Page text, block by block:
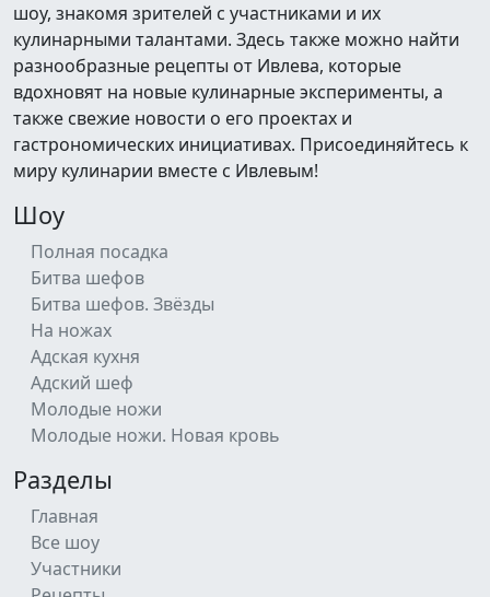
шоу, знакомя зрителей с участниками и их
кулинарными талантами. Здесь также можно найти
разнообразные рецепты от Ивлева, которые
вдохновят на новые кулинарные эксперименты, а
также свежие новости о его проектах и
гастрономических инициативах. Присоединяйтесь к
миру кулинарии вместе с Ивлевым!
Шоу
Полная посадка
Битва шефов
Битва шефов. Звёзды
На ножах
Адская кухня
Адский шеф
Молодые ножи
Молодые ножи. Новая кровь
Разделы
Главная
Все шоу
Участники